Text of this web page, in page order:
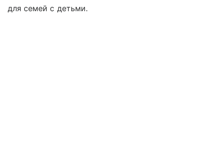
для семей с детьми.